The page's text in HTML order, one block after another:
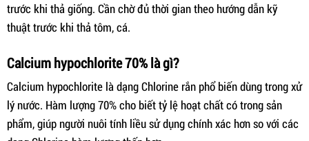
trước khi thả giống. Cần chờ đủ thời gian theo hướng dẫn kỹ
thuật trước khi thả tôm, cá.
Calcium hypochlorite 70% là gì?
Calcium hypochlorite là dạng Chlorine rắn phổ biến dùng trong xử
lý nước. Hàm lượng 70% cho biết tỷ lệ hoạt chất có trong sản
phẩm, giúp người nuôi tính liều sử dụng chính xác hơn so với các